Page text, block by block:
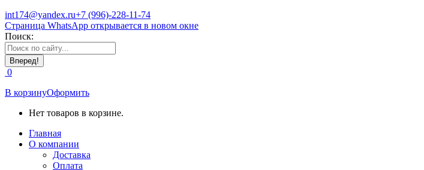
int174@yandex.ru+7 (996)-228-11-74
Страница WhatsApp открывается в новом окне
Поиск:
0
В корзинуОформить
Нет товаров в корзине.
Главная
О компании
Доставка
Оплата